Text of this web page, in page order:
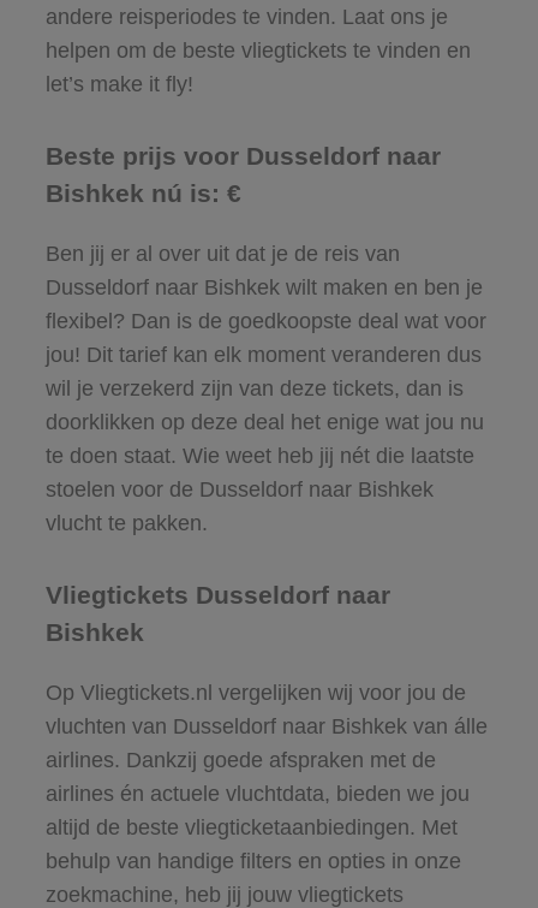
andere reisperiodes te vinden. Laat ons je
helpen om de beste vliegtickets te vinden en
let’s make it fly!
Beste prijs voor Dusseldorf naar
Bishkek nú is: €
Ben jij er al over uit dat je de reis van
Dusseldorf naar Bishkek wilt maken en ben je
flexibel? Dan is de goedkoopste deal wat voor
jou! Dit tarief kan elk moment veranderen dus
wil je verzekerd zijn van deze tickets, dan is
doorklikken op deze deal het enige wat jou nu
te doen staat. Wie weet heb jij nét die laatste
stoelen voor de Dusseldorf naar Bishkek
vlucht te pakken.
Vliegtickets Dusseldorf naar
Bishkek
Op Vliegtickets.nl vergelijken wij voor jou de
vluchten van Dusseldorf naar Bishkek van álle
airlines. Dankzij goede afspraken met de
airlines én actuele vluchtdata, bieden we jou
altijd de beste vliegticketaanbiedingen. Met
behulp van handige filters en opties in onze
zoekmachine, heb jij jouw vliegtickets